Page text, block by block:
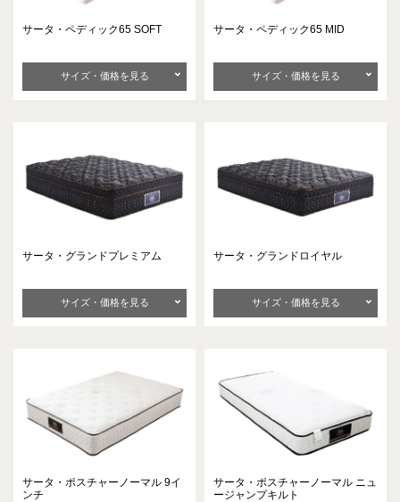
サータ・ペディック65 SOFT
サイズ・価格を見る
サータ・ペディック65 MID
サイズ・価格を見る
サータ・グランドプレミアム
サイズ・価格を見る
サータ・グランドロイヤル
サイズ・価格を見る
サータ・ポスチャーノーマル 9イ
ンチ
サータ・ポスチャーノーマル ニュ
ージャンプキルト